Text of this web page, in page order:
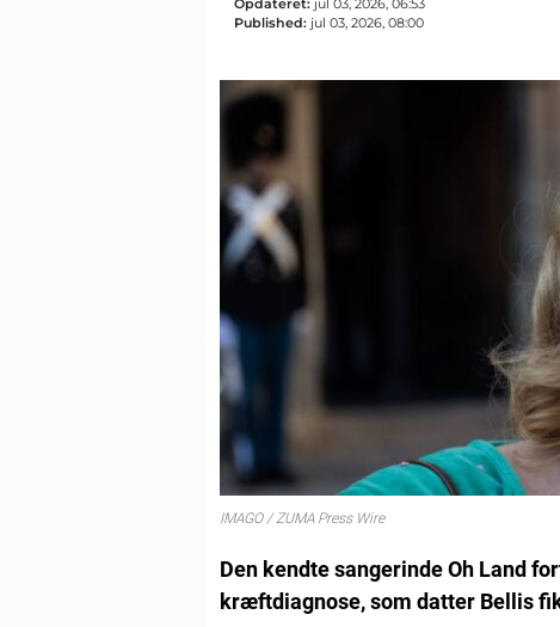
Opdateret: jul 03, 2026, 06:53
Published: jul 03, 2026, 08:00
IMAGO / ZUMA Press Wire
Den kendte sangerinde Oh Land
kræftdiagnose, som datter Bellis